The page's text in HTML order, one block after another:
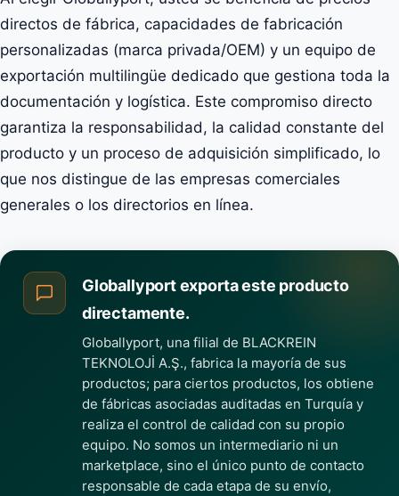
directos de fábrica, capacidades de fabricación
personalizadas (marca privada/OEM) y un equipo de
exportación multilingüe dedicado que gestiona toda la
documentación y logística. Este compromiso directo
garantiza la responsabilidad, la calidad constante del
producto y un proceso de adquisición simplificado, lo
que nos distingue de las empresas comerciales
generales o los directorios en línea.
Globallyport exporta este producto
directamente.
Globallyport, una filial de BLACKREIN
TEKNOLOJİ A.Ş., fabrica la mayoría de sus
productos; para ciertos productos, los obtiene
de fábricas asociadas auditadas en Turquía y
realiza el control de calidad con su propio
equipo. No somos un intermediario ni un
marketplace, sino el único punto de contacto
responsable de cada etapa de su envío,